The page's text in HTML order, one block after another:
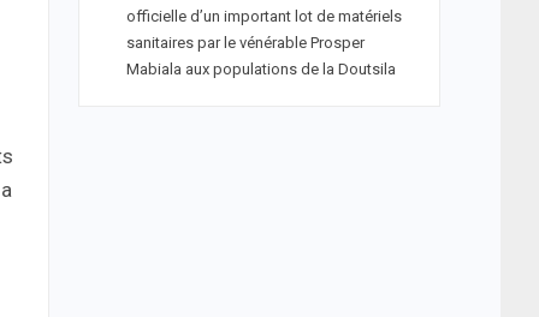
officielle d’un important lot de matériels
sanitaires par le vénérable Prosper
Mabiala aux populations de la Doutsila